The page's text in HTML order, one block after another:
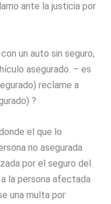
ante la justicia por
un auto sin seguro,
asegurado. – es
reclame a
?
el que lo
no asegurada
por el seguro del
la persona afectada
una multa por